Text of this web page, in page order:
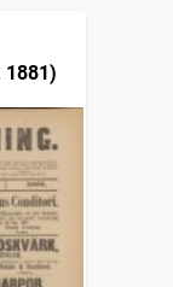
1881)